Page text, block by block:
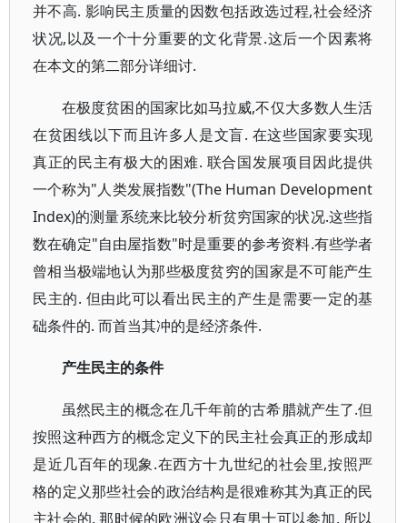
并不高. 影响民主质量的因数包括政选过程,社会经济
状况,以及一个十分重要的文化背景.这后一个因素将
在本文的第二部分详细讨.
在极度贫困的国家比如马拉威,不仅大多数人生活
在贫困线以下而且许多人是文盲. 在这些国家要实现
真正的民主有极大的困难. 联合国发展项目因此提供
一个称为"人类发展指数"(The Human Development
Index)的测量系统来比较分析贫穷国家的状况.这些指
数在确定"自由屋指数"时是重要的参考资料.有些学者
曾相当极端地认为那些极度贫穷的国家是不可能产生
民主的. 但由此可以看出民主的产生是需要一定的基
础条件的. 而首当其冲的是经济条件.
产生民主的条件
虽然民主的概念在几千年前的古希腊就产生了.但
按照这种西方的概念定义下的民主社会真正的形成却
是近几百年的现象.在西方十九世纪的社会里,按照严
格的定义那些社会的政治结构是很难称其为真正的民
主社会的. 那时候的欧洲议会只有男士可以参加. 所以